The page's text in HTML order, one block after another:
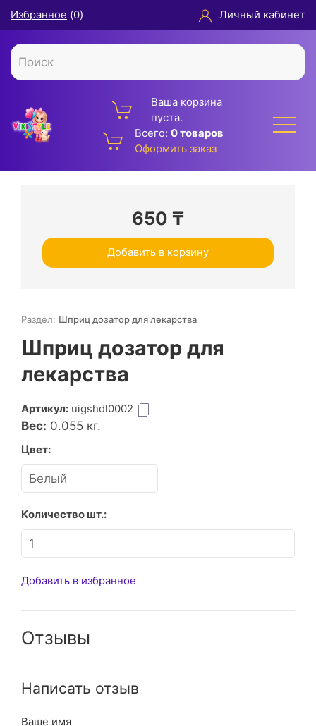
Избранное (0) Личный кабинет
Ваша корзина
пуста.
Всего: 0 товаров
Оформить заказ
650 ₸
Добавить в корзину
Раздел: Шприц дозатор для лекарства
Шприц дозатор для
лекарства
Артикул: uigshdl0002
Вес: 0.055 кг.
Цвет:
Количество шт.:
Добавить в избранное
Отзывы
Написать отзыв
Ваше имя